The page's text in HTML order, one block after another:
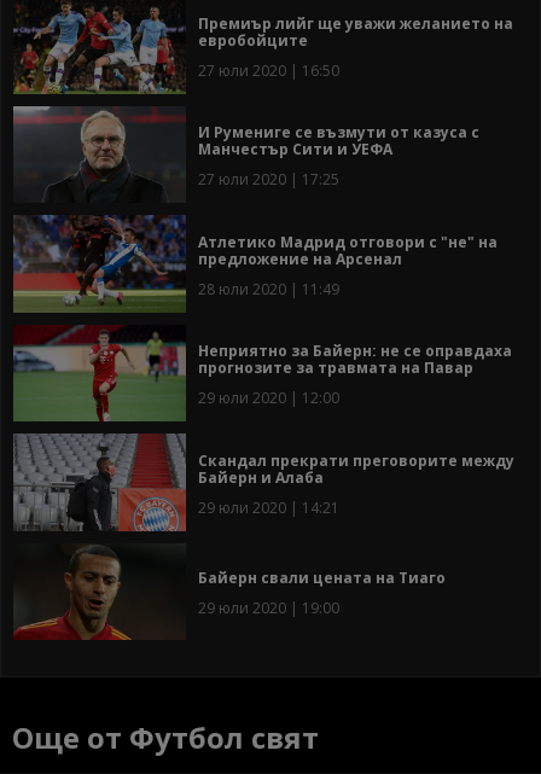
Премиър лийг ще уважи желанието на
евробойците
27 юли 2020 | 16:50
И Румениге се възмути от казуса с
Манчестър Сити и УЕФА
27 юли 2020 | 17:25
Атлетико Мадрид отговори с "не" на
предложение на Арсенал
28 юли 2020 | 11:49
Неприятно за Байерн: не се оправдаха
прогнозите за травмата на Павар
29 юли 2020 | 12:00
Скандал прекрати преговорите между
Байерн и Алаба
29 юли 2020 | 14:21
Байерн свали цената на Тиаго
29 юли 2020 | 19:00
Още от Футбол свят